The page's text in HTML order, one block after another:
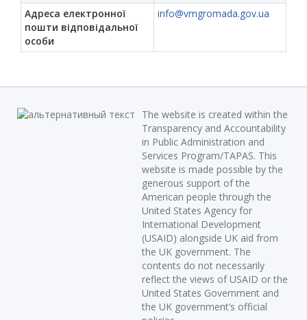
Адреса електронної
пошти відповідальної
особи
info@vmgromada.gov.ua
The website is created within the
Transparency and Accountability
in Public Administration and
Services Program/TAPAS. This
website is made possible by the
generous support of the
American people through the
United States Agency for
International Development
(USAID) alongside UK aid from
the UK government. The
contents do not necessarily
reflect the views of USAID or the
United States Government and
the UK government’s official